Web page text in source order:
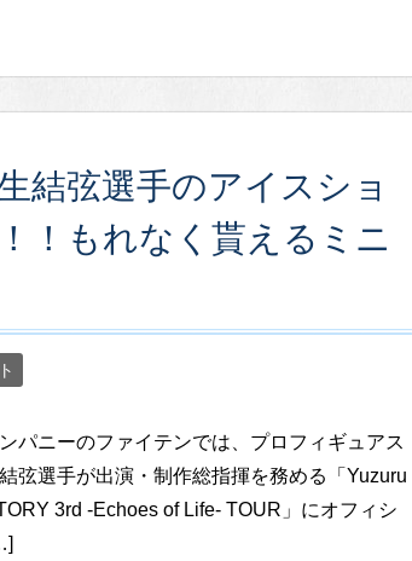
結弦選手のアイスショ
！もれなく貰えるミニ
パニーのファイテンでは、プロフィギュアス
弦選手が出演・制作総指揮を務める「Yuzuru
3rd -Echoes of Life- TOUR」にオフィシ